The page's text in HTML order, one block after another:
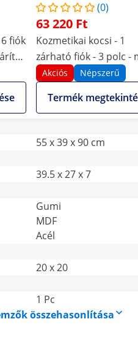
fiók
(0)
63 220 Ft
Kozmetikai kocsi - 1
zárható fiók - 3 polc -
80 kg - fehér
Akciós Népszerű
Termék
55 x 39 x 90 cm
39.5 x 27 x 7
Gumi
MDF
Acél
20 x 20
1 Pc
összehasonlítása